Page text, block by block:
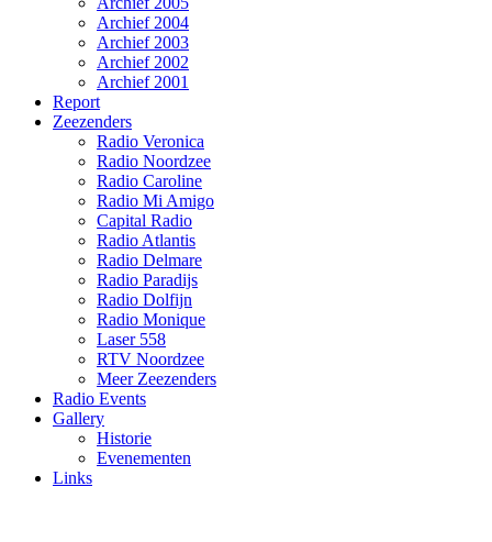
Archief 2004
Archief 2003
Archief 2002
Archief 2001
Report
Zeezenders
Radio Veronica
Radio Noordzee
Radio Caroline
Radio Mi Amigo
Capital Radio
Radio Atlantis
Radio Delmare
Radio Paradijs
Radio Dolfijn
Radio Monique
Laser 558
RTV Noordzee
Meer Zeezenders
Radio Events
Gallery
Historie
Evenementen
Links